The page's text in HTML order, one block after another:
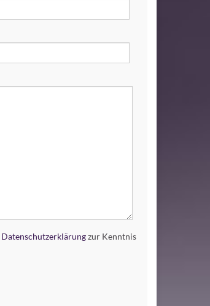
Datenschutzerklärungzur Kenntnis